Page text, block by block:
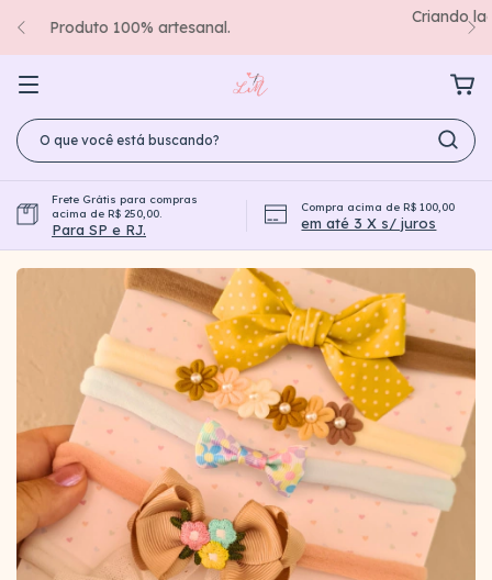
Criando laços com carinho e colecionando momentos de
amor.
Frete Grátis para compras
acima de R$ 250,00.
Para SP e RJ.
Compra acima de R$ 100,00
em até 3 X s/ juros